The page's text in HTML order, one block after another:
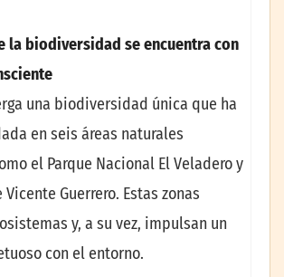
la biodiversidad se encuentra con
una biodiversidad única que ha
en seis áreas naturales
el Parque Nacional El Veladero y
Guerrero. Estas zonas
y, a su vez, impulsan un
con el entorno.